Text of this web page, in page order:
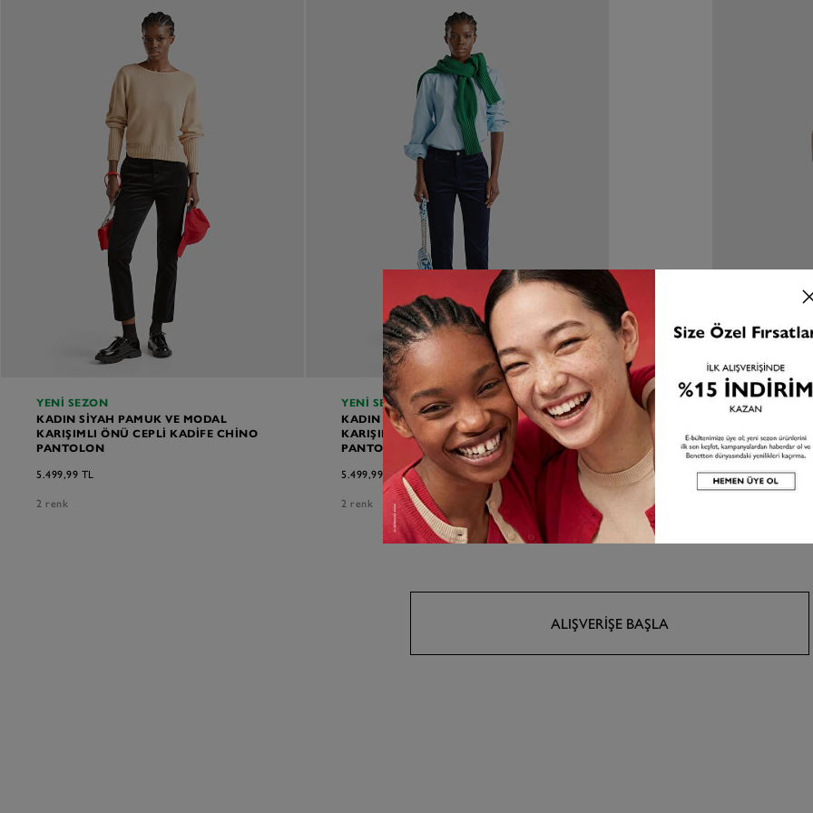
YENI SEZON
KADIN SIYAH PAMUK VE MODAL
KARIŞIMLI ÖNÜ CEPLI KADIFE CHINO
PANTOLON
5.499,99 TL
2 renk
YENI SEZON
KADIN LACIVERT PAMUK VE MODAL
KARIŞIMLI ÖNÜ CEPLI KADIFE CHINO
PANTOLON
5.499,99 TL
2 renk
YENI
KADIN
5.999,99 TL
5 renk
ALIŞVERIŞE BAŞLA